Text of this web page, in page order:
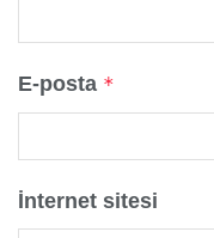
E-posta *
İnternet sitesi